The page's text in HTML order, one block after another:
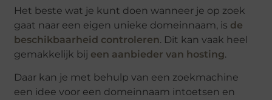
Het beste wat je kunt doen wanneer je op zoek
gaat naar een eigen unieke domeinnaam, is de
beschikbaarheid controleren. Dit kan vaak heel
gemakkelijk bij een aanbieder van hosting.
Daar kan je met behulp van een zoekmachine
een idee voor een domeinnaam intoetsen en